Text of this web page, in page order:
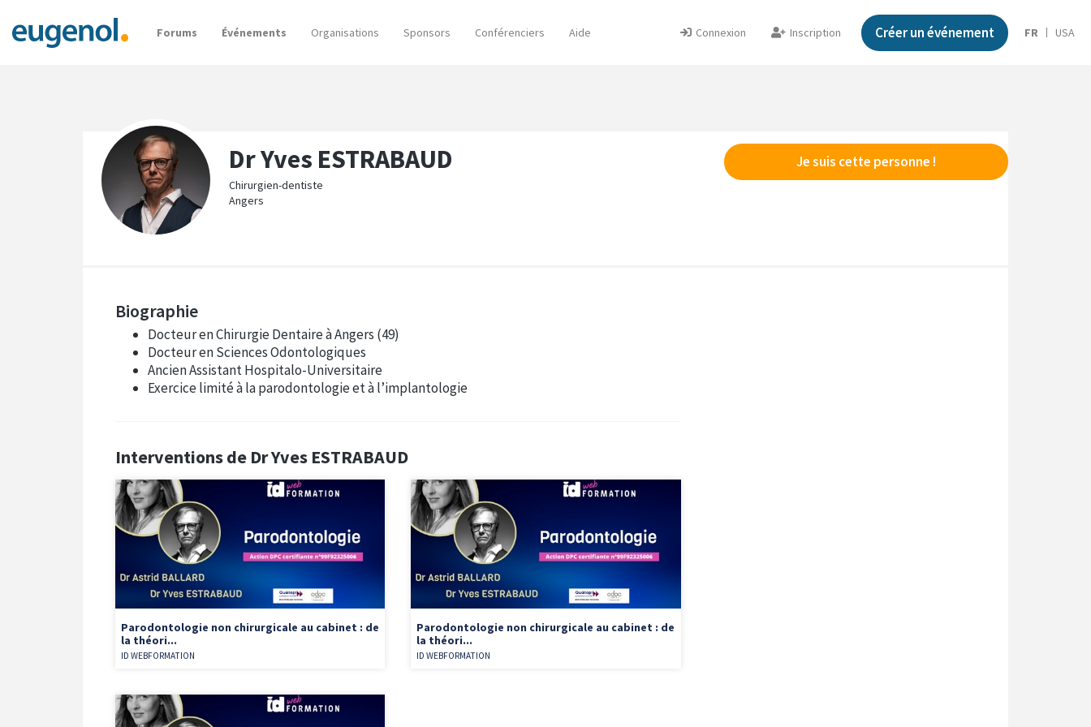
Forums Événements Organisations Sponsors Conférenciers Aide Connexion Inscription Créer un événement FR USA
Dr Yves ESTRABAUD
Chirurgien-dentiste
Angers
Je suis cette personne !
Biographie
Docteur en Chirurgie Dentaire à Angers (49)
Docteur en Sciences Odontologiques
Ancien Assistant Hospitalo-Universitaire
Exercice limité à la parodontologie et à l’implantologie
Interventions de Dr Yves ESTRABAUD
Parodontologie non chirurgicale au cabinet : de
la théori...
ID WEBFORMATION
Parodontologie non chirurgicale au cabinet : de
la théori...
ID WEBFORMATION